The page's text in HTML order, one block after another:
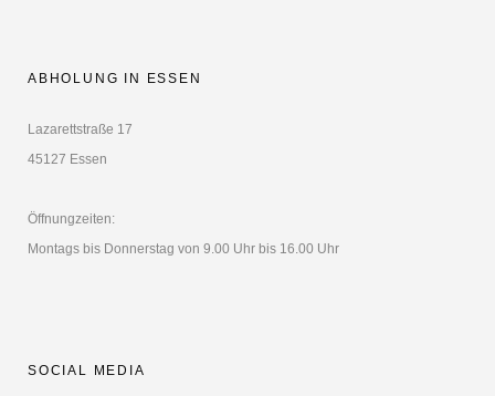
ABHOLUNG IN ESSEN
Lazarettstraße 17
45127 Essen
Öffnungzeiten:
Montags bis Donnerstag von 9.00 Uhr bis 16.00 Uhr
SOCIAL MEDIA